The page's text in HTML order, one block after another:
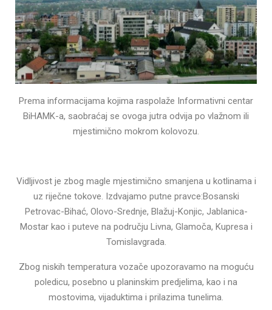
Prema informacijama kojima raspolaže Informativni centar
BiHAMK-a, saobraćaj se ovoga jutra odvija po vlažnom ili
mjestimično mokrom kolovozu.
Vidljivost je zbog magle mjestimično smanjena u kotlinama i
uz riječne tokove. Izdvajamo putne pravce:Bosanski
Petrovac-Bihać, Olovo-Srednje, Blažuj-Konjic, Jablanica-
Mostar kao i puteve na području Livna, Glamoča, Kupresa i
Tomislavgrada.
Zbog niskih temperatura vozače upozoravamo na moguću
poledicu, posebno u planinskim predjelima, kao i na
mostovima, vijaduktima i prilazima tunelima.